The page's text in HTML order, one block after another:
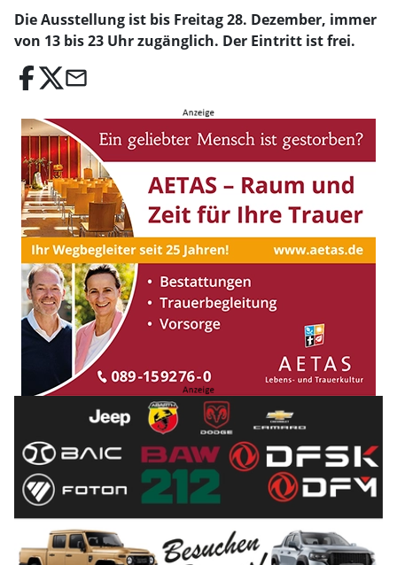
Die Ausstellung ist bis Freitag 28. Dezember, immer
von 13 bis 23 Uhr zugänglich. Der Eintritt ist frei.
email